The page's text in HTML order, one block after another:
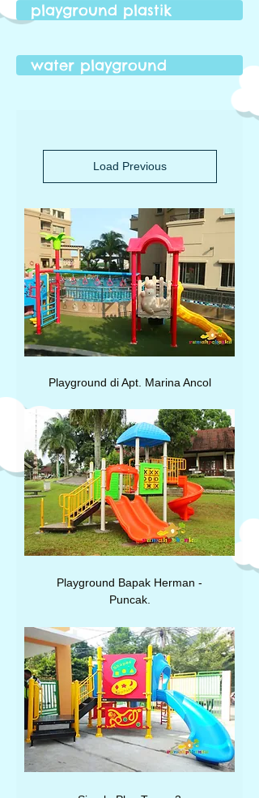
playground plastik
water playground
Load Previous
Playground di Apt. Marina Ancol
Playground Bapak Herman -
Puncak.